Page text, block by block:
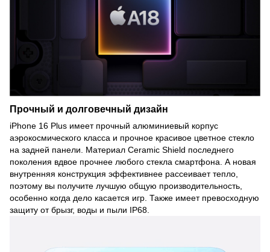
Прочный и долговечный дизайн
iPhone 16 Plus имеет прочный алюминиевый корпус
аэрокосмического класса и прочное красивое цветное стекло
на задней панели. Материал Ceramic Shield последнего
поколения вдвое прочнее любого стекла смартфона. А новая
внутренняя конструкция эффективнее рассеивает тепло,
поэтому вы получите лучшую общую производительность,
особенно когда дело касается игр. Также имеет превосходную
защиту от брызг, воды и пыли IP68.